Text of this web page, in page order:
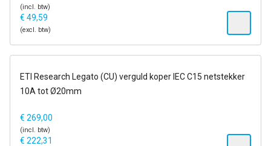
(incl. btw)
€ 49,59
(excl. btw)
op voorraad
ETI Research Legato (CU) verguld koper IEC C15 netstekker
10A tot Ø20mm
€ 269,00
(incl. btw)
€ 222,31